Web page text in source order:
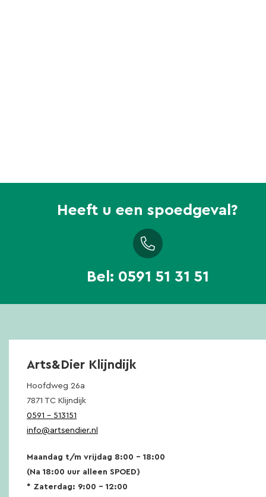
Heeft u een spoedgeval?
Bel: 0591 51 31 51
Arts&Dier Klijndijk
Hoofdweg 26a
7871 TC Klijndijk
0591 – 513151
info@artsendier.nl
Maandag t/m vrijdag 8:00 – 18:00
(Na 18:00 uur alleen SPOED)
* Zaterdag: 9:00 – 12:00